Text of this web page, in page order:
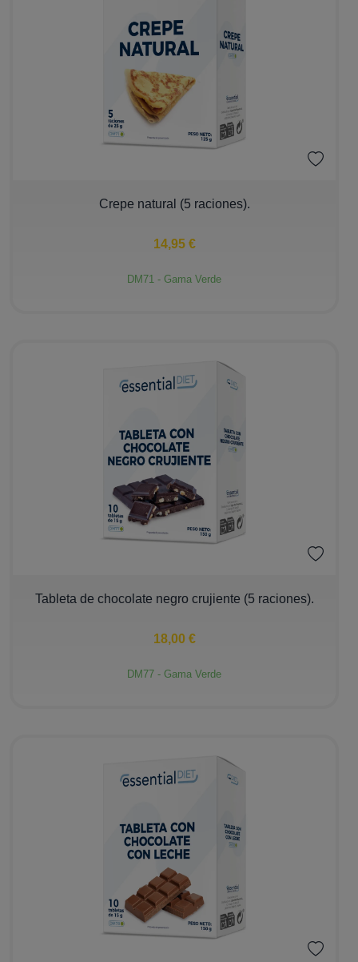
Crepe natural (5 raciones).
14,95 €
DM71 - Gama Verde
+
Tableta de chocolate negro crujiente (5 raciones).
18,00 €
DM77 - Gama Verde